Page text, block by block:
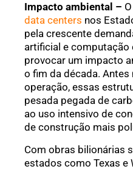
Impacto ambiental –
data centers nos
pela crescente
artificial e computação
provocar um impacto
o fim da década.
operação, essas
pesada pegada de
ao uso intensivo de
de construção mais
Com obras bilionárias
estados como Texas e